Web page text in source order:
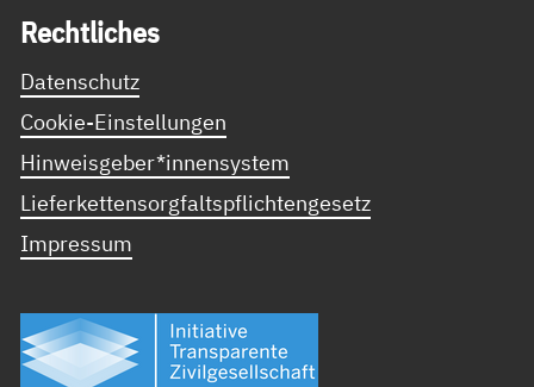
Recht­li­ches
Datenschutz
Cookie-Einstellungen
Hinweisgeber*innensystem
Lieferkettensorgfaltspflichtengesetz
Impressum